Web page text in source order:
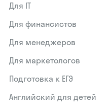
Для IT
Для финансистов
Для менеджеров
Для маркетологов
Подготовка к ЕГЭ
Английский для детей